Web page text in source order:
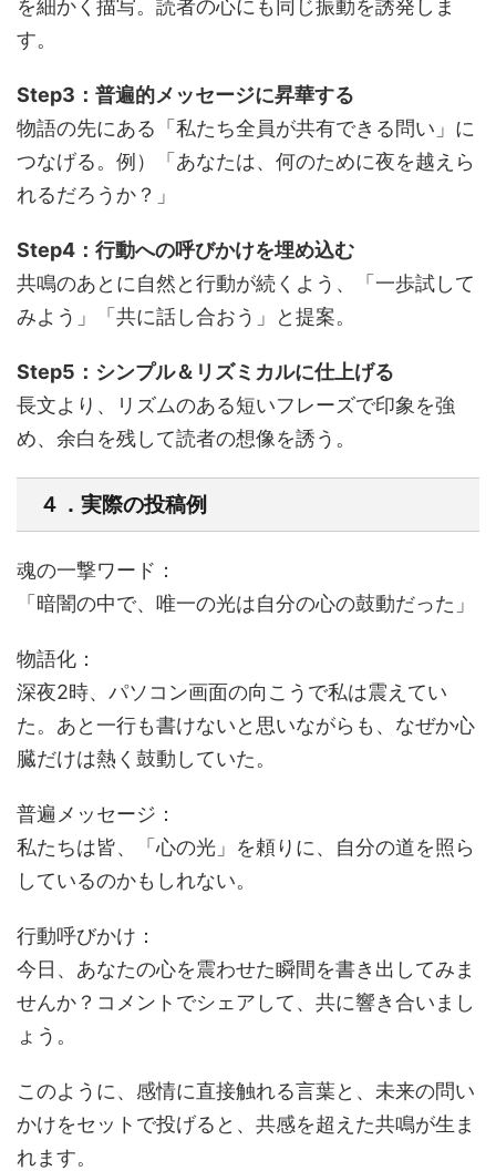
を細かく描写。読者の心にも同じ振動を誘発しま
す。
Step3：普遍的メッセージに昇華する
物語の先にある「私たち全員が共有できる問い」に
つなげる。例）「あなたは、何のために夜を越えら
れるだろうか？」
Step4：行動への呼びかけを埋め込む
共鳴のあとに自然と行動が続くよう、「一歩試して
みよう」「共に話し合おう」と提案。
Step5：シンプル＆リズミカルに仕上げる
長文より、リズムのある短いフレーズで印象を強
め、余白を残して読者の想像を誘う。
４．実際の投稿例
魂の一撃ワード：
「暗闇の中で、唯一の光は自分の心の鼓動だった」
物語化：
深夜2時、パソコン画面の向こうで私は震えてい
た。あと一行も書けないと思いながらも、なぜか心
臓だけは熱く鼓動していた。
普遍メッセージ：
私たちは皆、「心の光」を頼りに、自分の道を照ら
しているのかもしれない。
行動呼びかけ：
今日、あなたの心を震わせた瞬間を書き出してみま
せんか？コメントでシェアして、共に響き合いまし
ょう。
このように、感情に直接触れる言葉と、未来の問い
かけをセットで投げると、共感を超えた共鳴が生ま
れます。